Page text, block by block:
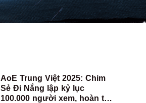
AoE Trung Việt 2025: Chim
Sẻ Đi Nắng lập kỷ lục
100.000 người xem, hoàn tất